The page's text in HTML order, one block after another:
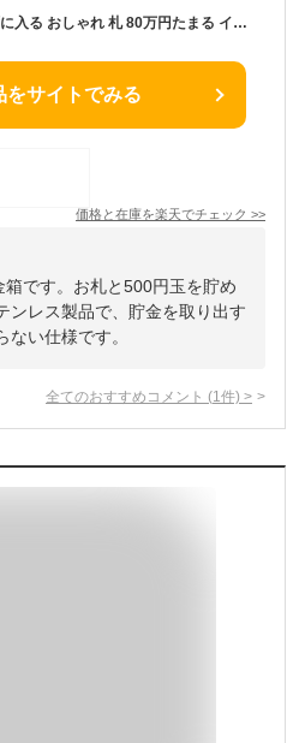
開かない 貯金箱 お札 折らずに入る おしゃれ 札 80万円たまる インテリア お札貯金箱 ステンレス 500円玉 お札専用 お札用 一万円札 千円札 千円貯金箱 紙幣 ちょきんばこ 大きい CHURACY 送料無料
をサイトでみる
価格と在庫を楽天でチェック >>
です。お札と500円玉を貯め
ンレス製品で、貯金を取り出す
い仕様です。
全てのおすすめコメント (1 件) >